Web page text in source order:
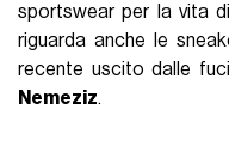
sportswear per la vita
riguarda anche le
recente uscito dalle
Nemeziz.